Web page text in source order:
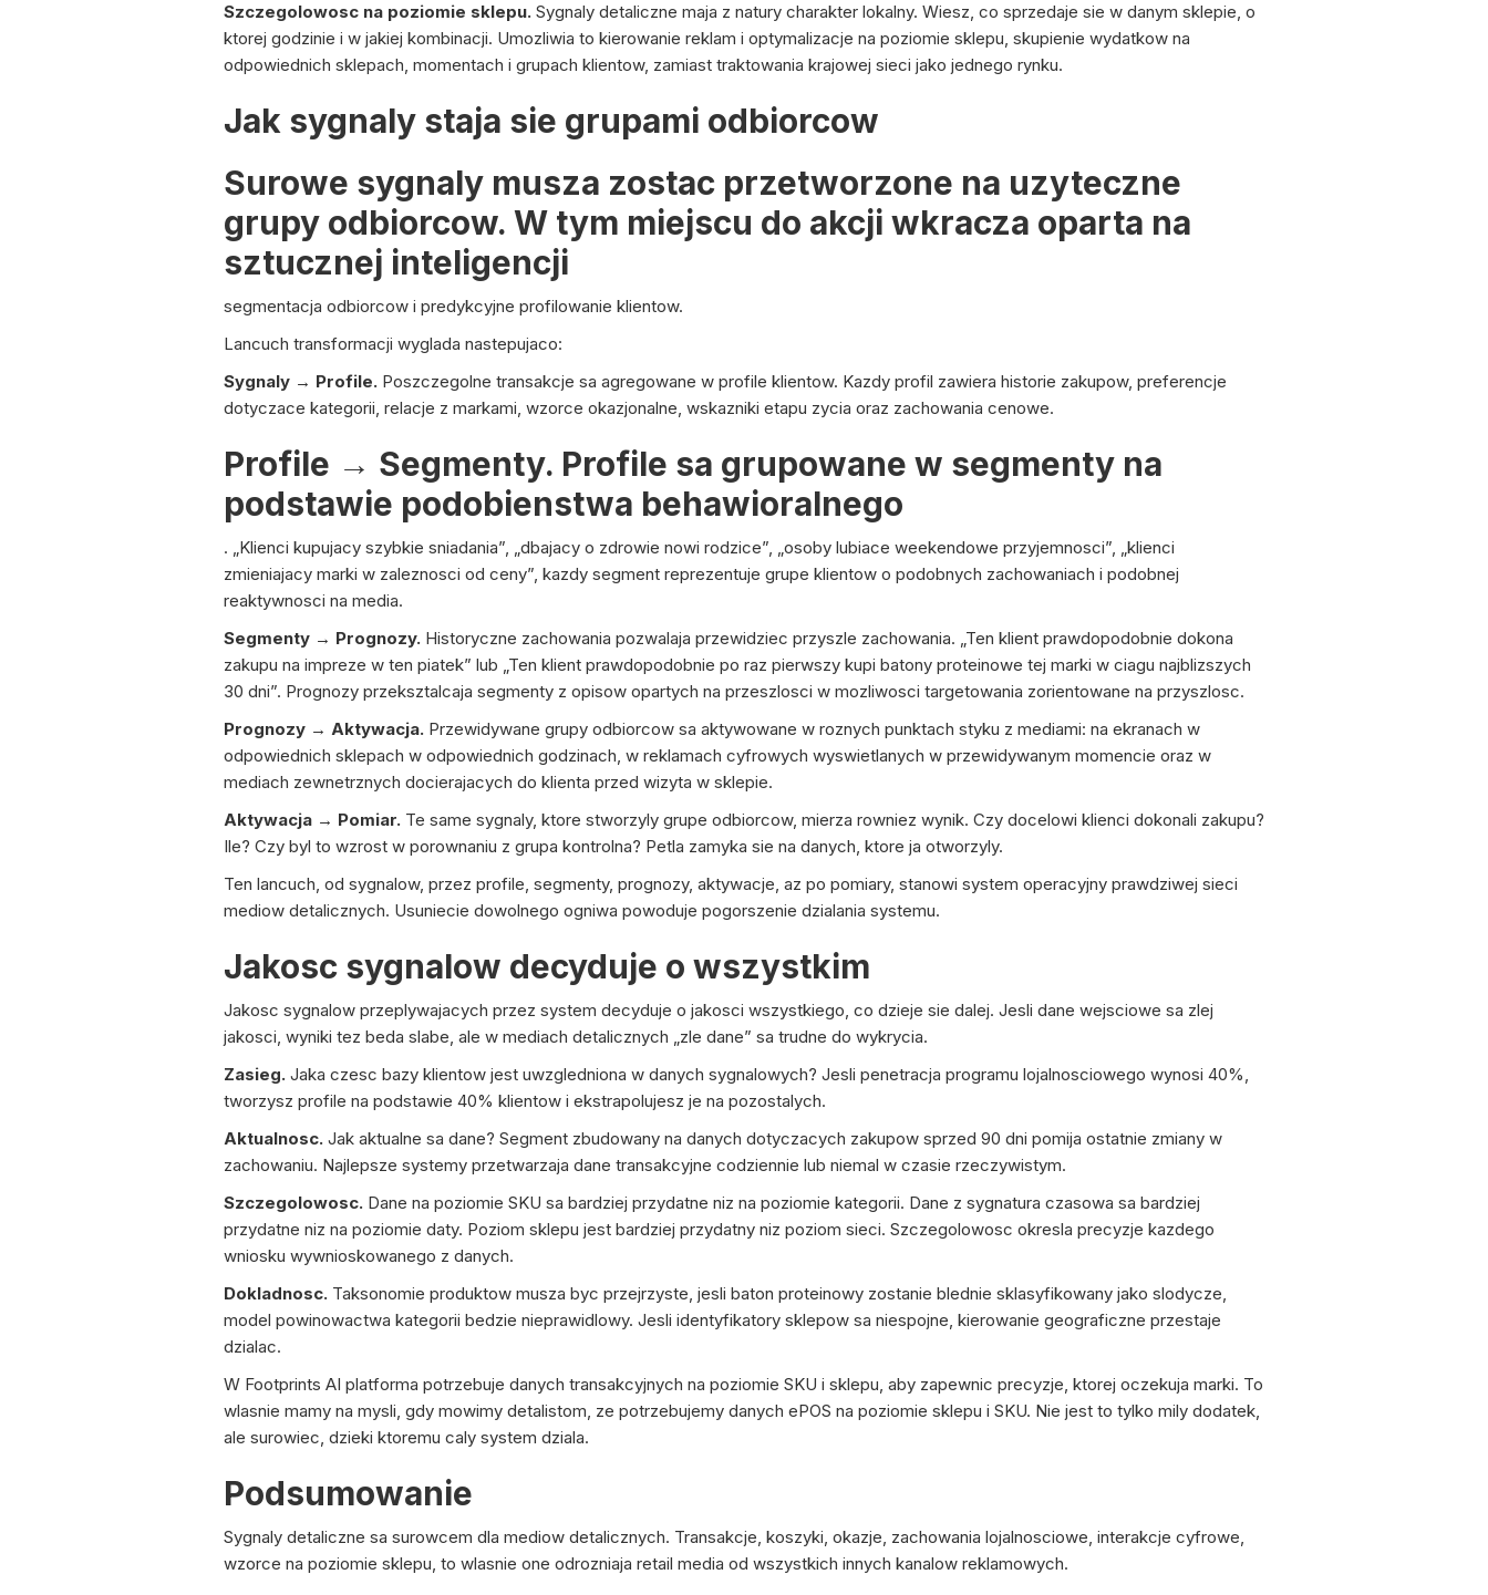
Szczegolowosc na poziomie sklepu. Sygnaly detaliczne maja z natury charakter lokalny. Wiesz, co sprzedaje sie w danym sklepie, o
ktorej godzinie i w jakiej kombinacji. Umozliwia to kierowanie reklam i optymalizacje na poziomie sklepu, skupienie wydatkow na
odpowiednich sklepach, momentach i grupach klientow, zamiast traktowania krajowej sieci jako jednego rynku.
Jak sygnaly staja sie grupami odbiorcow
Surowe sygnaly musza zostac przetworzone na uzyteczne
grupy odbiorcow. W tym miejscu do akcji wkracza oparta na
sztucznej inteligencji
segmentacja odbiorcow i predykcyjne profilowanie klientow.
Lancuch transformacji wyglada nastepujaco:
Sygnaly → Profile. Poszczegolne transakcje sa agregowane w profile klientow. Kazdy profil zawiera historie zakupow, preferencje
dotyczace kategorii, relacje z markami, wzorce okazjonalne, wskazniki etapu zycia oraz zachowania cenowe.
Profile → Segmenty. Profile sa grupowane w segmenty na
podstawie podobienstwa behawioralnego
. „Klienci kupujacy szybkie sniadania”, „dbajacy o zdrowie nowi rodzice”, „osoby lubiace weekendowe przyjemnosci”, „klienci
zmieniajacy marki w zaleznosci od ceny”, kazdy segment reprezentuje grupe klientow o podobnych zachowaniach i podobnej
reaktywnosci na media.
Segmenty → Prognozy. Historyczne zachowania pozwalaja przewidziec przyszle zachowania. „Ten klient prawdopodobnie dokona
zakupu na impreze w ten piatek” lub „Ten klient prawdopodobnie po raz pierwszy kupi batony proteinowe tej marki w ciagu najblizszych
30 dni”. Prognozy przeksztalcaja segmenty z opisow opartych na przeszlosci w mozliwosci targetowania zorientowane na przyszlosc.
Prognozy → Aktywacja. Przewidywane grupy odbiorcow sa aktywowane w roznych punktach styku z mediami: na ekranach w
odpowiednich sklepach w odpowiednich godzinach, w reklamach cyfrowych wyswietlanych w przewidywanym momencie oraz w
mediach zewnetrznych docierajacych do klienta przed wizyta w sklepie.
Aktywacja → Pomiar. Te same sygnaly, ktore stworzyly grupe odbiorcow, mierza rowniez wynik. Czy docelowi klienci dokonali zakupu?
Ile? Czy byl to wzrost w porownaniu z grupa kontrolna? Petla zamyka sie na danych, ktore ja otworzyly.
Ten lancuch, od sygnalow, przez profile, segmenty, prognozy, aktywacje, az po pomiary, stanowi system operacyjny prawdziwej sieci
mediow detalicznych. Usuniecie dowolnego ogniwa powoduje pogorszenie dzialania systemu.
Jakosc sygnalow decyduje o wszystkim
Jakosc sygnalow przeplywajacych przez system decyduje o jakosci wszystkiego, co dzieje sie dalej. Jesli dane wejsciowe sa zlej
jakosci, wyniki tez beda slabe, ale w mediach detalicznych „zle dane” sa trudne do wykrycia.
Zasieg. Jaka czesc bazy klientow jest uwzgledniona w danych sygnalowych? Jesli penetracja programu lojalnosciowego wynosi 40%,
tworzysz profile na podstawie 40% klientow i ekstrapolujesz je na pozostalych.
Aktualnosc. Jak aktualne sa dane? Segment zbudowany na danych dotyczacych zakupow sprzed 90 dni pomija ostatnie zmiany w
zachowaniu. Najlepsze systemy przetwarzaja dane transakcyjne codziennie lub niemal w czasie rzeczywistym.
Szczegolowosc. Dane na poziomie SKU sa bardziej przydatne niz na poziomie kategorii. Dane z sygnatura czasowa sa bardziej
przydatne niz na poziomie daty. Poziom sklepu jest bardziej przydatny niz poziom sieci. Szczegolowosc okresla precyzje kazdego
wniosku wywnioskowanego z danych.
Dokladnosc. Taksonomie produktow musza byc przejrzyste, jesli baton proteinowy zostanie blednie sklasyfikowany jako slodycze,
model powinowactwa kategorii bedzie nieprawidlowy. Jesli identyfikatory sklepow sa niespojne, kierowanie geograficzne przestaje
dzialac.
W Footprints AI platforma potrzebuje danych transakcyjnych na poziomie SKU i sklepu, aby zapewnic precyzje, ktorej oczekuja marki. To
wlasnie mamy na mysli, gdy mowimy detalistom, ze potrzebujemy danych ePOS na poziomie sklepu i SKU. Nie jest to tylko mily dodatek,
ale surowiec, dzieki ktoremu caly system dziala.
Podsumowanie
Sygnaly detaliczne sa surowcem dla mediow detalicznych. Transakcje, koszyki, okazje, zachowania lojalnosciowe, interakcje cyfrowe,
wzorce na poziomie sklepu, to wlasnie one odrozniaja retail media od wszystkich innych kanalow reklamowych.